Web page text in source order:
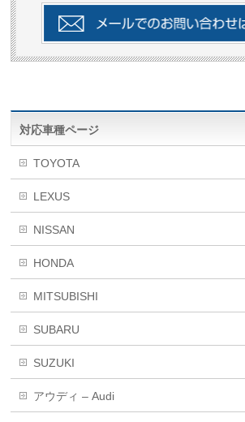
対応車種ページ
TOYOTA
LEXUS
NISSAN
HONDA
MITSUBISHI
SUBARU
SUZUKI
アウディ – Audi